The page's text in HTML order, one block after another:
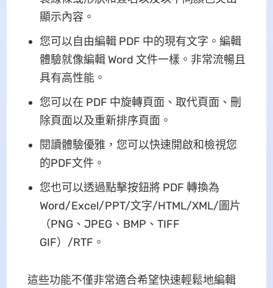
顯示內容。
您可以自由編輯 PDF 中的現有文字。編輯
體驗就像編輯 Word 文件一樣。非常流暢且
具有高性能。
您可以在 PDF 中旋轉頁面、取代頁面、刪
除頁面以及重新排序頁面。
閱讀體驗優雅，您可以快速開啟和檢視您
的PDF文件。
您也可以透過點擊按鈕將 PDF 轉換為
Word/Excel/PPT/文字/HTML/XML/圖片
（PNG、JPEG、BMP、TIFF
GIF）/RTF。
這些功能不僅非常適合希望快速輕鬆地編輯